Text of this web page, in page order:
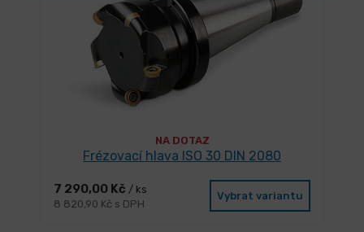
NA DOTAZ
Frézovací hlava ISO 30 DIN 2080
7 290,00 Kč / ks
8 820,90 Kč s DPH
Vybrat variantu